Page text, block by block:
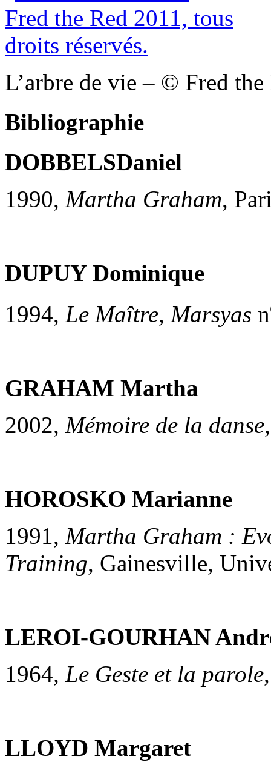
L’arbre de vie – © Fred
Bibliographie
DOBBELSDaniel
1990, Martha Graham,
DUPUY Dominique
1994, Le Maître, Marsyas n
GRAHAM Martha
2002, Mémoire de la danse
HOROSKO Marianne
1991, Martha Graham :
Training, Gainesville,
LEROI-GOURHAN
1964, Le Geste et la parole
LLOYD Margaret